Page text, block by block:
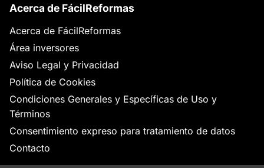
Acerca de FácilReformas
Acerca de FácilReformas
Área inversores
Aviso Legal y Privacidad
Política de Cookies
Condiciones Generales y Específicas de Uso y
Términos
Consentimiento expreso para tratamiento de datos
Contacto